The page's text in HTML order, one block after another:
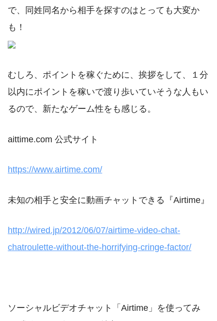
で、同姓同名から相手を探すのはとっても大変か
も！
むしろ、ポイントを稼ぐために、挨拶をして、１分
以内にポイントを稼いで渡り歩いていそうな人もい
るので、新たなゲーム性をも感じる。
aittime.com 公式サイト
https://www.airtime.com/
未知の相手と安全に動画チャットできる『Airtime』
http://wired.jp/2012/06/07/airtime-video-chat-
chatroulette-without-the-horrifying-cringe-factor/
ソーシャルビデオチャット「Airtime」を使ってみ